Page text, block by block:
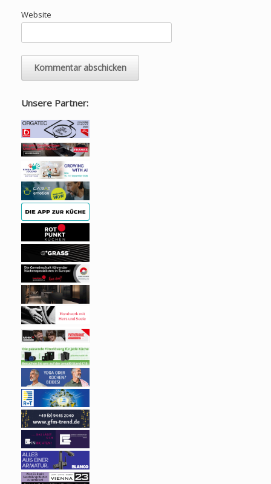
Website
Unsere Partner: